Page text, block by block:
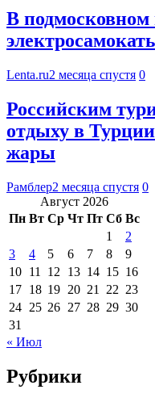
В подмосковном
Lenta.ru2 месяца спустя 0
Российским
отдыху в
жары
Рамблер2 месяца спустя 0
Август 2026
Пн Вт Ср Чт Пт Сб Вс
1
2
3
4 5 6 7 8
9
10 11 12 13 14 15 16
17 18 19 20 21 22 23
24 25 26 27 28 29 30
31
« Июл
Рубрики